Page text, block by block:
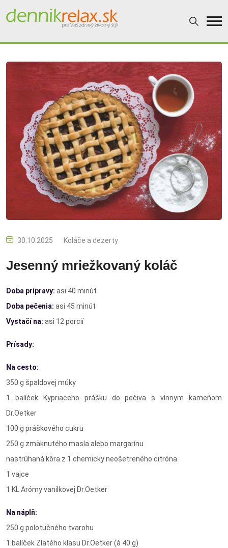
30.10.2025 Koláče a dezerty
Jesenný mriežkovaný koláč
Doba prípravy: asi 40 minút
Doba pečenia: asi 45 minút
Vystačí na: asi 12 porcií
Prísady:
Na cesto:
350 g špaldovej múky
1 balíček Kypriaceho prášku do pečiva s vínnym kameňom
Dr.Oetker
100 g práškového cukru
250 g zmäknutého masla alebo margarínu
nastrúhaná kôra z 1 chemicky neošetreného citróna
1 vajce
1 KL Arómy vanilkovej Dr.Oetker
Na náplň:
250 g polotučného tvarohu
1 balíček Zlatého klasu Dr.Oetker (à 40 g)